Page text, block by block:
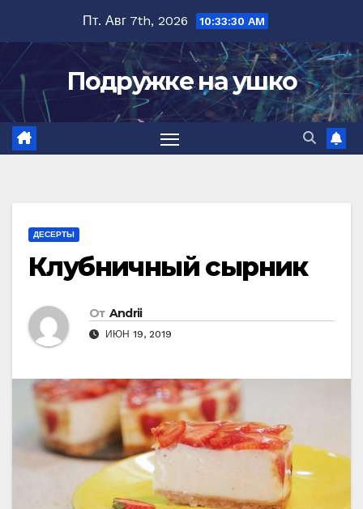
содержимому
Пт. Авг 7th, 2026 10:33:31 AM
Подружке на ушко
ДЕСЕРТЫ
Клубничный сырник
От Andrii
ИЮН 19, 2019